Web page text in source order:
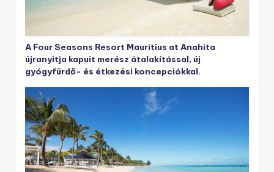
A Four Seasons Resort Mauritius at Anahita
újranyitja kapuit merész átalakítással, új
gyógyfürdő- és étkezési koncepciókkal.